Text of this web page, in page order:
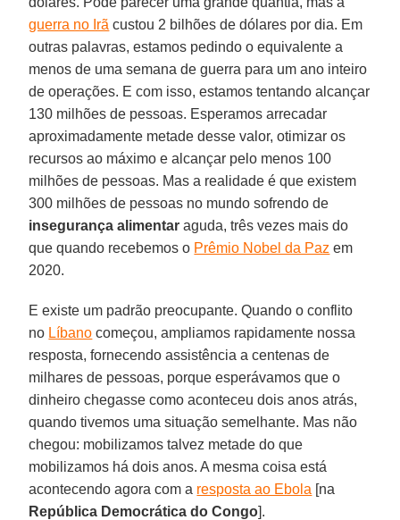
guerra no Irã custou 2 bilhões de dólares por dia. Em
outras palavras, estamos pedindo o equivalente a
menos de uma semana de guerra para um ano inteiro
de operações. E com isso, estamos tentando alcançar
130 milhões de pessoas. Esperamos arrecadar
aproximadamente metade desse valor, otimizar os
recursos ao máximo e alcançar pelo menos 100
milhões de pessoas. Mas a realidade é que existem
300 milhões de pessoas no mundo sofrendo de
insegurança alimentar aguda, três vezes mais do
que quando recebemos o Prêmio Nobel da Paz em
2020.
E existe um padrão preocupante. Quando o conflito
no Líbano começou, ampliamos rapidamente nossa
resposta, fornecendo assistência a centenas de
milhares de pessoas, porque esperávamos que o
dinheiro chegasse como aconteceu dois anos atrás,
quando tivemos uma situação semelhante. Mas não
chegou: mobilizamos talvez metade do que
mobilizamos há dois anos. A mesma coisa está
acontecendo agora com a resposta ao Ebola [na
República Democrática do Congo].